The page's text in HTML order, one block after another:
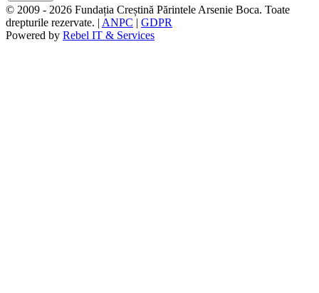
© 2009 - 2026 Fundația Creștină Părintele Arsenie Boca. Toate
drepturile rezervate. | ANPC | GDPR
Powered by Rebel IT & Services